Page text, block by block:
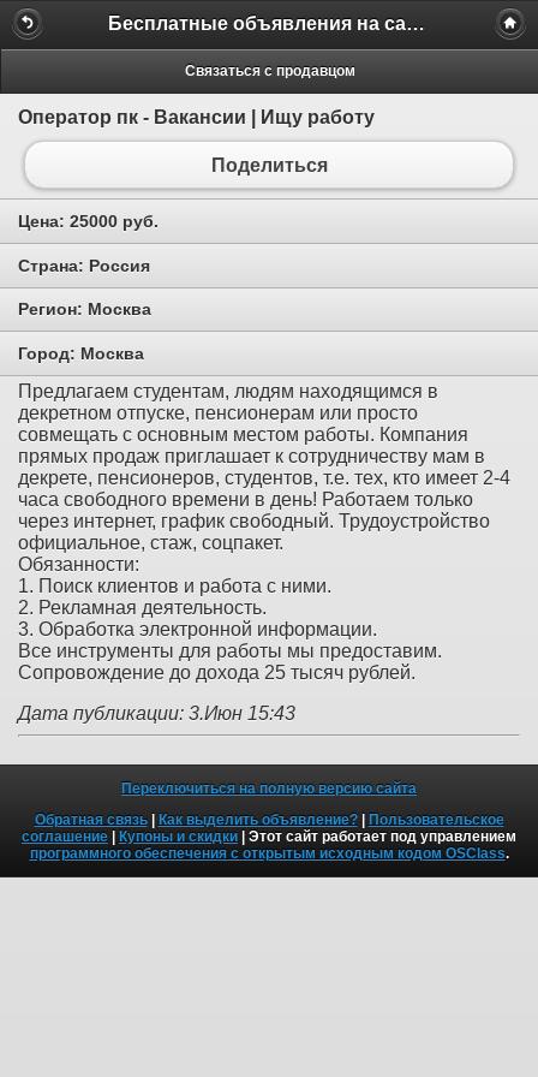
Бесплатные объявления на сайте MILAMO.ru
Связаться с продавцом
Оператор пк - Вакансии | Ищу работу
Поделиться
Цена: 25000 руб.
Страна: Россия
Регион: Москва
Город: Москва
Предлагаем студентам, людям находящимся в
декретном отпуске, пенсионерам или просто
совмещать с основным местом работы. Компания
прямых продаж приглашает к сотрудничеству мам в
декрете, пенсионеров, студентов, т.е. тех, кто имеет 2-4
часа свободного времени в день! Работаем только
через интернет, график свободный. Трудоустройство
официальное, стаж, соцпакет.
Обязанности:
1. Поиск клиентов и работа с ними.
2. Рекламная деятельность.
3. Обработка электронной информации.
Все инструменты для работы мы предоставим.
Сопровождение до дохода 25 тысяч рублей.
Дата публикации: 3.Июн 15:43
Переключиться на полную версию сайта
Обратная связь| Как выделить объявление?| Пользовательское
соглашение | Купоны и скидки | Этот сайт работает под управлением
программного обеспечения с открытым исходным кодом OSClass.